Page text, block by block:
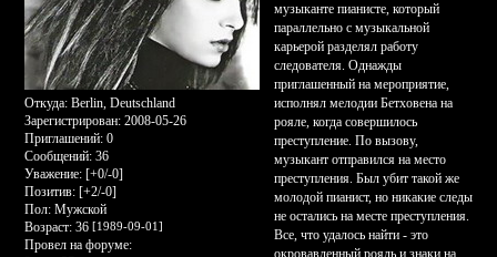
Откуда:Berlin, Deutschland
Зарегистрирован: 2008-05-26
Приглашений:0
Сообщений:36
Уважение: [+0/-0]
Позитив: [+2/-0]
Пол:Мужской
Возраст:36 [1989-09-01]
Провел на форуме:
музыканте пианисте, который
параллельно с музыкальной
карьерой разделял работу
следователя. Однажды
приглашенный на мероприятие,
исполнял мелодии Бетховена на
рояле, когда совершилось
преступление. По вызову,
музыкант отправился на место
преступления. Был убит такой же
молодой пианист, но никакие следы
не остались на месте преступления.
Все, что удалось найти - это
окровавленный рояль и знаки на